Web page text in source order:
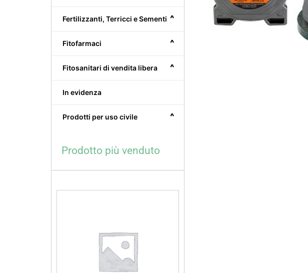
^
Fertilizzanti, Terricci e Sementi
^
Fitofarmaci
^
Fitosanitari di vendita libera
In evidenza
^
Prodotti per uso civile
Prodotto più venduto